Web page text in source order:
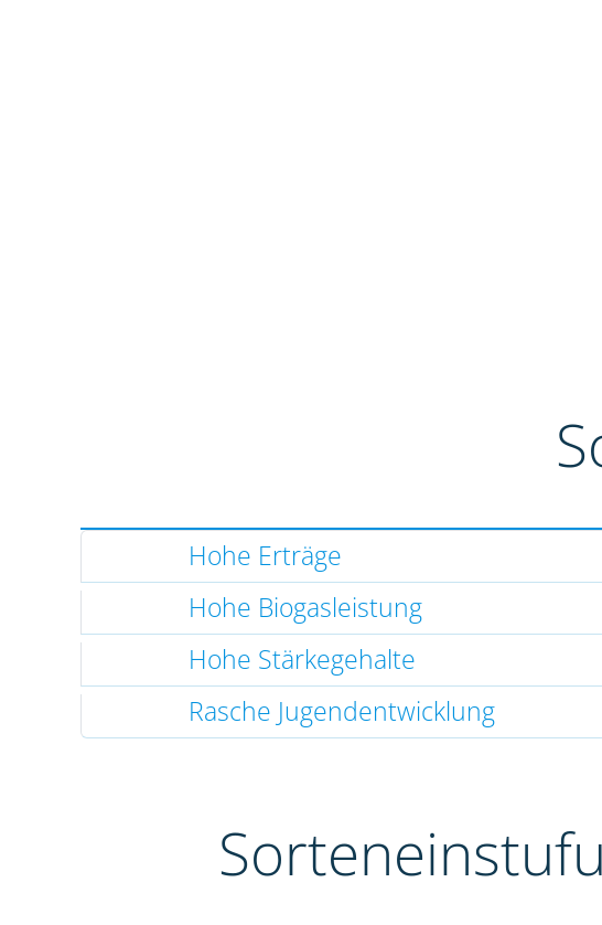
Hohe Erträge
Hohe Biogasleistung
Hohe Stärkegehalte
Rasche Jugendentwicklung